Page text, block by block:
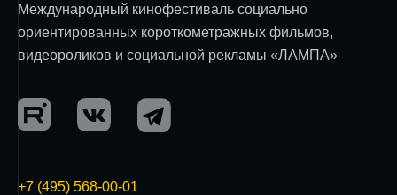
Международный кинофестиваль социально
ориентированных короткометражных фильмов,
видеороликов и социальной рекламы «ЛАМПА»
+7 (495) 568-00-01